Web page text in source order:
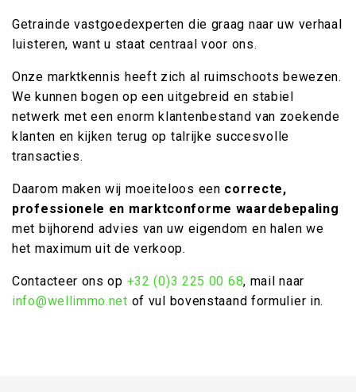
Getrainde vastgoedexperten die graag naar uw verhaal
luisteren, want u staat centraal voor ons.
Onze marktkennis heeft zich al ruimschoots bewezen.
We kunnen bogen op een uitgebreid en stabiel
netwerk met een enorm klantenbestand van zoekende
klanten en kijken terug op talrijke succesvolle
transacties.
Daarom maken wij moeiteloos een correcte,
professionele en marktconforme waardebepaling
met bijhorend advies van uw eigendom en halen we
het maximum uit de verkoop.
Contacteer ons op +32 (0)3 225 00 68, mail naar
info@wellimmo.net of vul bovenstaand formulier in.